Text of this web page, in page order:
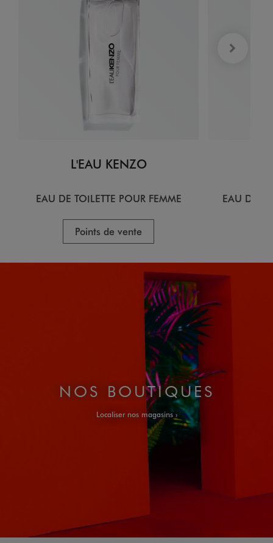
L'EAU KENZO
EAU DE TOILETTE POUR FEMME
Points de vente
EAU DE
NOS BOUTIQUES
Localiser nos magasins